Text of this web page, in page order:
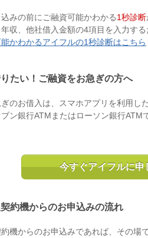
みの前にご融資可能かわかる1秒診断
収、他社借入金額の4項目を入力する
かわかるアイフルの1秒診断はこちら
たい！ご融資をお急ぎの方へ
のお借入は、スマホアプリを利用し
ン銀行ATMまたはローソン銀行
今すぐアイフルに申
約機からのお申込みの流れ
機からのお申込みであれば、その場